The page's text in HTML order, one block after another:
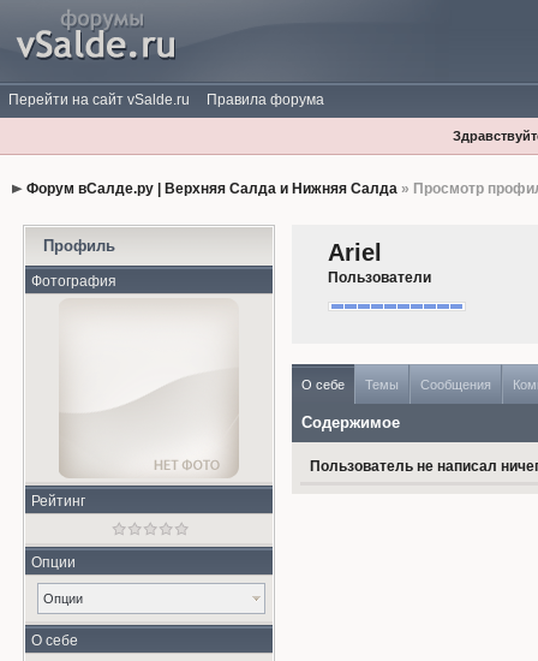
Перейти на сайт vSalde.ru Правила форума
Форум вСалде.ру | Верхняя Салда и Нижняя Салда» Просмотр
Профиль
Фотография
Рейтинг
Опции
Опции
О себе
Ariel
Пользователи
О себе Темы Сообщения
Содержимое
Пользователь не написал